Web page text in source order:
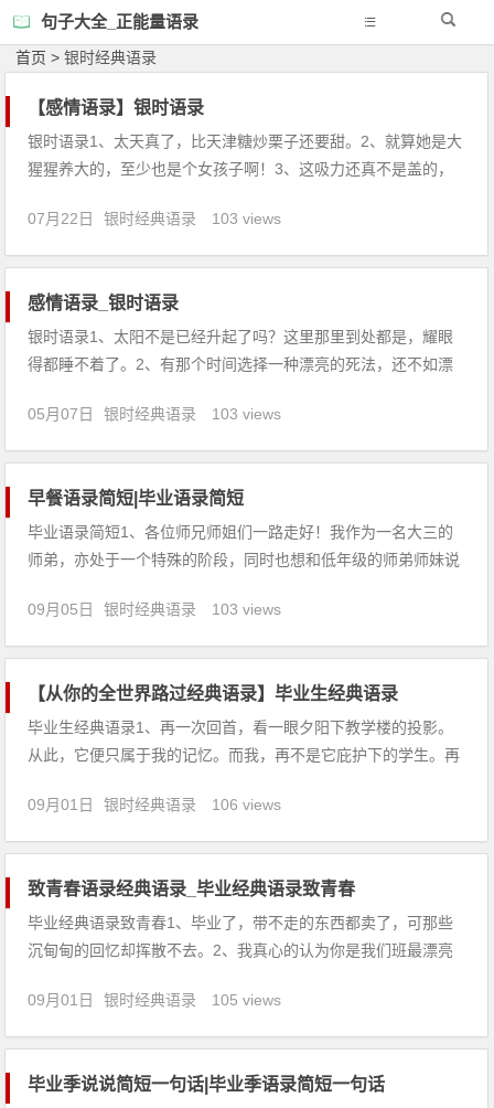
句子大全_正能量语录
首页 >银时经典语录
【感情语录】银时语录
银时语录1、太天真了，比天津糖炒栗子还要甜。2、就算她是大
猩猩养大的，至少也是个女孩子啊！3、这吸力还真不是盖的，
吗，马桶不够哦。5、把要保护的东西丢下逃跑这种事，是死也
不会愿意的。6、要是喜欢一个人，就要连那个人脏的地方一起
07月22日 银时经典语录 103 views
感情语录_银时语录
银时语录1、太阳不是已经升起了吗？这里那里到处都是，耀眼
得都睡不着了。2、有那个时间选择一种漂亮的死法，还不如漂
别人头上挥舞拳头。4、只要有你想要保护的东西，那就拔剑好
了。5、召集吧，把男人们被选中的巴比伦塔的勇士们召集起
05月07日 银时经典语录 103 views
早餐语录简短|毕业语录简短
毕业语录简短1、各位师兄师姐们一路走好！我作为一名大三的
师弟，亦处于一个特殊的阶段，同时也想和低年级的师弟师妹说
酒一杯入愁肠，却化作千丝万缕相思泪。此去经年，虽明月常向
别时圆，却已相逢无期。4、火红的彩霞在雨后，真诚的友谊在
09月05日 银时经典语录 103 views
【从你的全世界路过经典语录】毕业生经典语录
毕业生经典语录1、再一次回首，看一眼夕阳下教学楼的投影。
从此，它便只属于我的记忆。而我，再不是它庇护下的学生。再
疯子。3、岁月的车轮即将驶出青春的校园，甚至来不及去想一
想，我们就要走向生活的前方。这样匆匆，说些什么？――让我
09月01日 银时经典语录 106 views
致青春语录经典语录_毕业经典语录致青春
毕业经典语录致青春1、毕业了，带不走的东西都卖了，可那些
沉甸甸的回忆却挥散不去。2、我真心的认为你是我们班最漂亮
去，请和我联系。3、好女人是一所学校，好男人毕业了可留校
任教。4、再深情望一眼，曾经充满回忆的教室。5、当我们发觉
09月01日 银时经典语录 105 views
毕业季说说简短一句话|毕业季语录简短一句话